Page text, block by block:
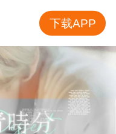
下载APP